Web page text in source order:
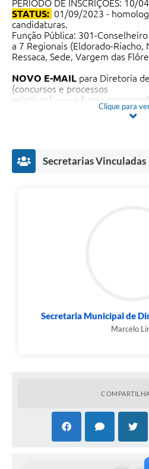
PERÍODO DE INSCRIÇÕES: 10/
STATUS: 01/09/2023 -
candidaturas.
Função Pública: 301-
a 7 Regionais (Eldorado-Riacho,
Ressaca, Sede, Vargem das
NOVO E-MAIL para Diretoria
(concursos e processos
seletivos):
===>
br
A Presidente do Conselho
Clique para
Secretarias Vinculadas
Secretaria Municipal de
Marcelo